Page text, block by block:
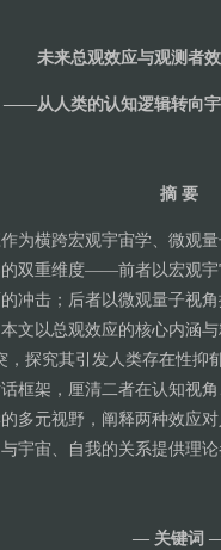
未来总观效应与观测者
——从人类的认知逻辑转向宇
摘 要
为横跨宏观宇宙学、微观
的双重维度——前者以宏观
冲击；后者以微观量子视
文以总观效应的核心内涵
，探究其引发人类存在性抑
框架，厘清二者在认知视
多元视野，阐释两种效应
宇宙、自我的关系提供理论
— 关键词